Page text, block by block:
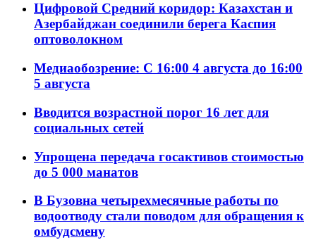
Цифровой Средний коридор: Казахстан и
Азербайджан соединили берега Каспия
оптоволокном
Медиаобозрение: С 16:00 4 августа до 16:00
5 августа
Вводится возрастной порог 16 лет для
социальных сетей
Упрощена передача госактивов стоимостью
до 5 000 манатов
В Бузовна четырехмесячные работы по
водоотводу стали поводом для обращения к
омбудсмену